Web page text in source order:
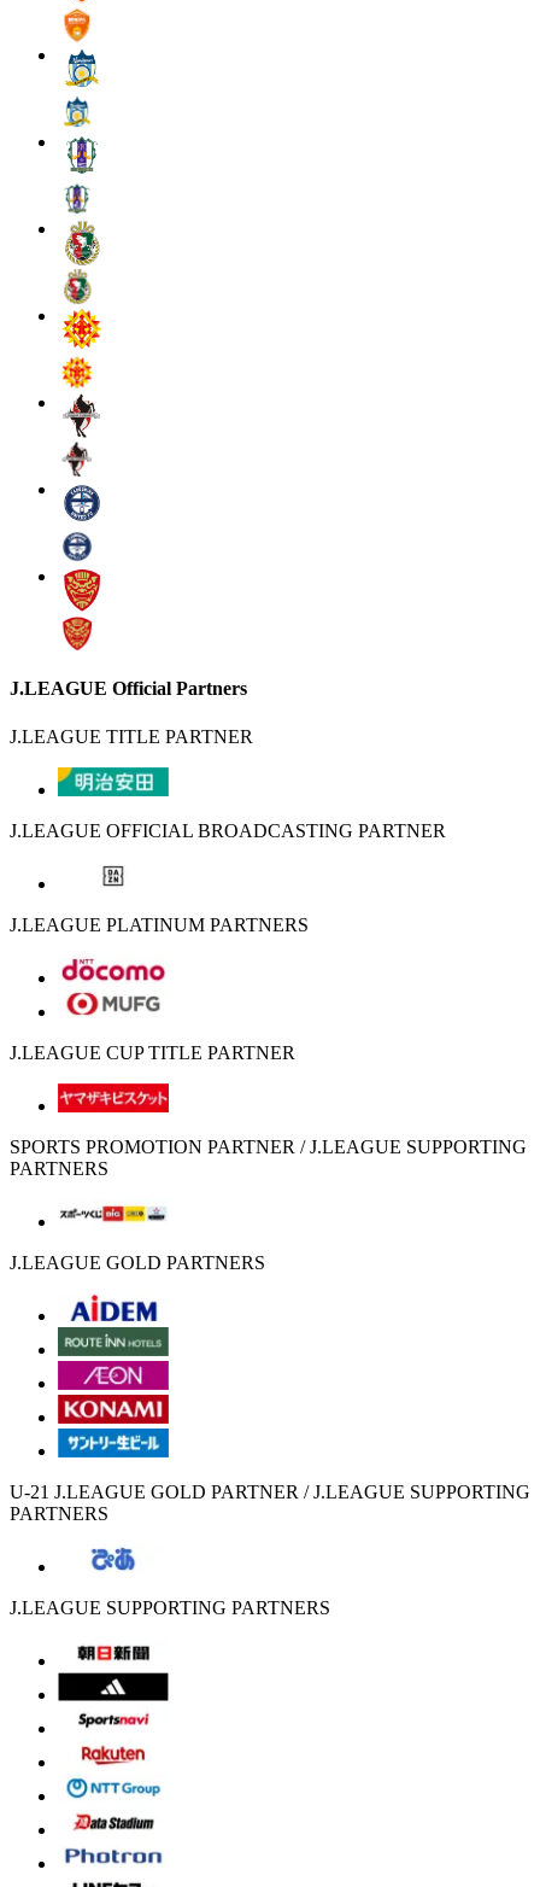
J.LEAGUE Official Partners
J.LEAGUE TITLE PARTNER
J.LEAGUE OFFICIAL BROADCASTING PARTNER
J.LEAGUE PLATINUM PARTNERS
J.LEAGUE CUP TITLE PARTNER
SPORTS PROMOTION PARTNER / J.LEAGUE SUPPORTING
PARTNERS
J.LEAGUE GOLD PARTNERS
U-21 J.LEAGUE GOLD PARTNER / J.LEAGUE SUPPORTING
PARTNERS
J.LEAGUE SUPPORTING PARTNERS